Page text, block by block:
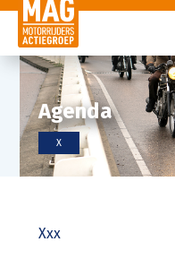
Agenda
X
Xxx